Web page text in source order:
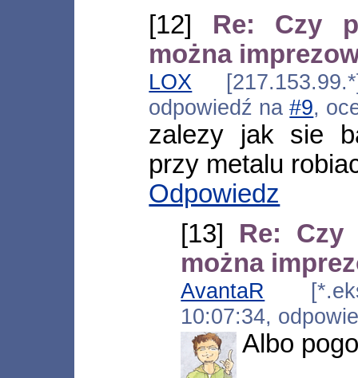
[12] Re: Czy
można
LOX
odpowiedź na#9,
zalezy jak sie
przy metalu
Odpowiedz
[13] Re: Czy
można
AvantaR
10:07:34,
Albo